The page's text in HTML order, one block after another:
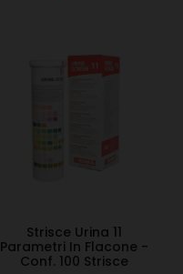
Strisce Urina 11
Parametri In Flacone -
Conf. 100 Strisce